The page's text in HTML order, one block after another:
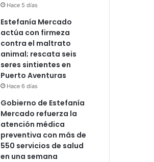
Hace 5 días
Estefanía Mercado
actúa con firmeza
contra el maltrato
animal; rescata seis
seres sintientes en
Puerto Aventuras
Hace 6 días
Gobierno de Estefanía
Mercado refuerza la
atención médica
preventiva con más de
550 servicios de salud
en una semana